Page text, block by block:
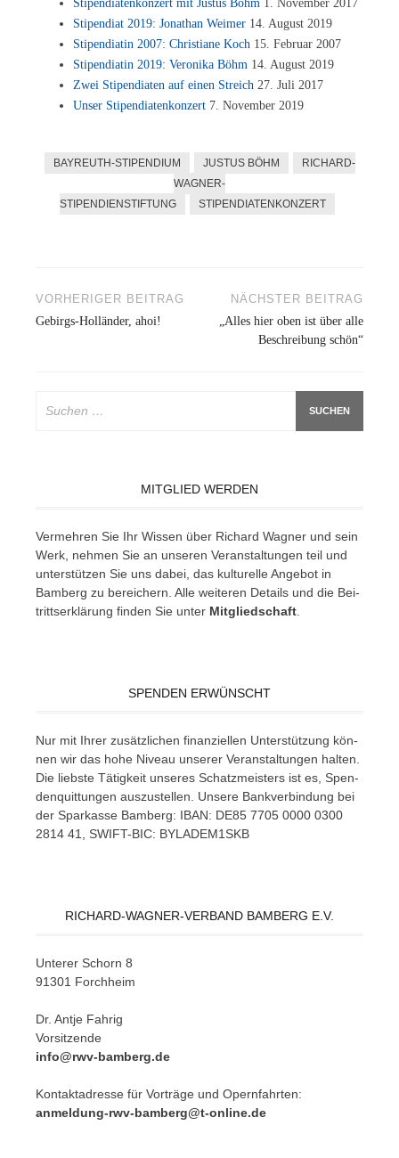
Sti­pen­dia­ten­kon­zert mit Jus­tus Böhm 1. No­vem­ber 2017
Sti­pen­di­at 2019: Jo­na­than Wei­mer 14. Au­gust 2019
Sti­pen­dia­tin 2007: Chris­tia­ne Koch 15. Fe­bru­ar 2007
Sti­pen­dia­tin 2019: Ve­ro­ni­ka Böhm 14. Au­gust 2019
Zwei Sti­pen­dia­ten auf ei­nen Streich 27. Juli 2017
Un­ser Sti­pen­dia­ten­kon­zert 7. No­vem­ber 2019
BAYREUTH-STIPENDIUM JUSTUS BÖHM
RICHARD-
WAGNER-
STIPENDIENSTIFTUNG
STIPENDIATENKONZERT
Beitragsnavigation
VORHERIGER BEITRAG
Gebirgs-Holländer, ahoi!
NÄCHSTER BEITRAG
„Alles hier oben ist über alle
Beschreibung schön“
nach:
MITGLIED WERDEN
Ver­meh­ren Sie Ihr Wis­sen über Ri­chard Wag­ner und sein
Werk, neh­men Sie an un­se­ren Ver­an­stal­tun­gen teil und
un­ter­stüt­zen Sie uns da­bei, das kul­tu­rel­le An­ge­bot in
Bam­berg zu be­rei­chern. Alle wei­te­ren De­tails und die Bei­
tritts­er­klä­rung fin­den Sie un­ter Mit­glied­schaft
SPENDEN ERWÜNSCHT
Nur mit Ih­rer zu­sätz­li­chen fi­nan­zi­el­len Un­ter­stüt­zung kön­
nen wir das hohe Ni­veau un­se­rer Ver­an­stal­tun­gen hal­ten.
Die liebs­te Tä­tig­keit un­se­res Schatz­meis­ters ist es, Spen­
den­quit­tun­gen aus­zu­stel­len. Un­se­re Bank­ver­bin­dung bei
der Spar­kas­se Bam­berg: IBAN: DE85 7705 0000 0300
2814 41, SWIFT-BIC: BYLADEM1SKB
RICHARD-WAGNER-VERBAND BAMBERG E.V.
Un­te­rer Schorn 8
91301 Forchheim
Dr. Ant­je Fahrig
Vorsitzende
info@rwv-bamberg.de
Kon­takt­adres­se für Vor­trä­ge und Opern­fahr­ten:
anmeldung-rwv-bamberg@t-online.de